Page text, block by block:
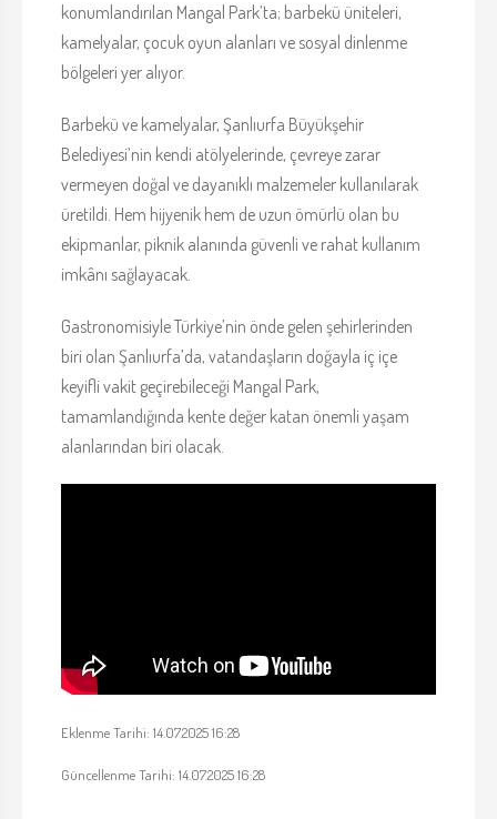
konumlandırılan Mangal Park’ta; barbekü üniteleri,
kamelyalar, çocuk oyun alanları ve sosyal dinlenme
bölgeleri yer alıyor.
Barbekü ve kamelyalar, Şanlıurfa Büyükşehir
Belediyesi’nin kendi atölyelerinde, çevreye zarar
vermeyen doğal ve dayanıklı malzemeler kullanılarak
üretildi. Hem hijyenik hem de uzun ömürlü olan bu
ekipmanlar, piknik alanında güvenli ve rahat kullanım
imkânı sağlayacak.
Gastronomisiyle Türkiye’nin önde gelen şehirlerinden
biri olan Şanlıurfa’da, vatandaşların doğayla iç içe
keyifli vakit geçirebileceği Mangal Park,
tamamlandığında kente değer katan önemli yaşam
alanlarından biri olacak.
Eklenme Tarihi: 14.07.2025 16:28
Güncellenme Tarihi: 14.07.2025 16:28